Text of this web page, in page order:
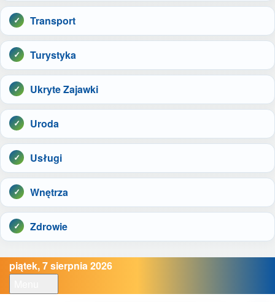
Transport
Turystyka
Ukryte Zajawki
Uroda
Usługi
Wnętrza
Zdrowie
piątek, 7 sierpnia 2026